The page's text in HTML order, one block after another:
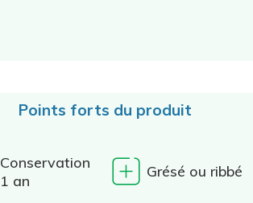
Points forts du produit
Conservation
1 an
Grésé ou ribbé